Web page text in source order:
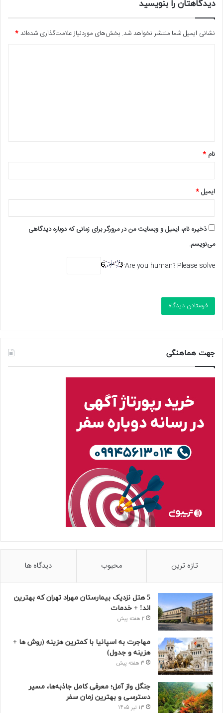
دیدگاهتان را بنویسید
نشانی ایمیل شما منتشر نخواهد شد. بخش‌های موردنیاز علامت‌گذاری شده‌اند*
*
نام *
ایمیل*
ذخیره نام، ایمیل و وبسایت من در مرورگر برای زمانی که دوباره دیدگاهی
می‌نویسم.
Are you human? Please solve:
جهت هماهنگی
تازه ترین محبوب دیدگاه ها
5 هتل نزدیک بیمارستان مهراد تهران که بهترین‌
اند! + خدمات
2 هفته پیش
مهاجرت به اسپانیا با کمترین هزینه (روش ها +
هزینه و جدول)
3 هفته پیش
جنگل واز آمل؛ معرفی کامل جاذبه‌ها، مسیر
دسترسی و بهترین زمان سفر
13 تیر 1405